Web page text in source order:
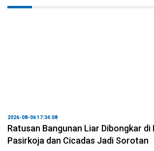
2026-08-06 17:34:08
Ratusan Bangunan Liar Dibongkar di
Pasirkoja dan Cicadas Jadi Sorotan